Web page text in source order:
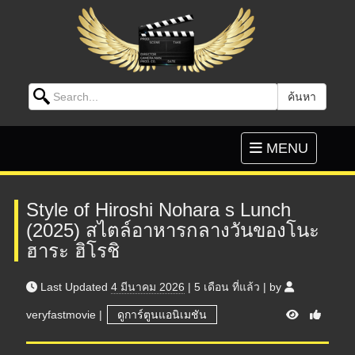
Search for: ค้นหา
Toggle
navigation
MENU
Style of Hiroshi Nohara s Lunch
(2025) สไตล์อาหารกลางวันของโนะ
ฮาระ ฮิโรชิ
Last Updated 4 มีนาคม 2026 | 5 เดือน ที่แล้ว | by
veryfastmovie | ดูการ์ตูนแอนิเมชัน V
i